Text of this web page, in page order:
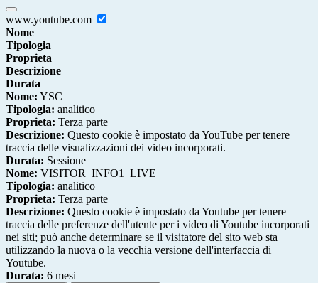
www.youtube.com
Nome
Tipologia
Proprieta
Descrizione
Durata
Nome: YSC
Tipologia: analitico
Proprieta: Terza parte
Descrizione: Questo cookie è impostato da YouTube per tenere
traccia delle visualizzazioni dei video incorporati.
Durata: Sessione
Nome: VISITOR_INFO1_LIVE
Tipologia: analitico
Proprieta: Terza parte
Descrizione: Questo cookie è impostato da Youtube per tenere
traccia delle preferenze dell'utente per i video di Youtube incorporati
nei siti; può anche determinare se il visitatore del sito web sta
utilizzando la nuova o la vecchia versione dell'interfaccia di
Youtube.
Durata: 6 mesi